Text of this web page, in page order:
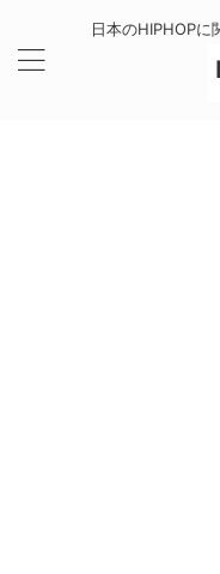
日本のHIPHOPに